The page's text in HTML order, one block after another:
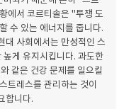
에서 코르티솔은 "투쟁 도
수 있는 에너지를 줍니다.
대 사회에서는 만성적인 스
게 유지시킵니다. 과도한
같은 건강 문제를 일으킬
트레스를 관리하는 것이
합니다.